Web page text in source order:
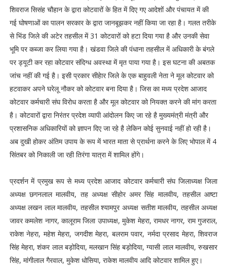
शिवराज सिसंह चौहान के द्वारा कोटवारों के हित में दिए गए आदेशों और पंचायत में की
गई घोषणाओं का पालन सरकार के द्वारा जानबूझकर नहीं किया जा रहा है। गलत तरीके
से भिंड जिले की अटेर तहसील में 31 कोटवारों को हटा दिया गया है और उनकी सेवा
भूमि पर कब्जा कर लिया गया है। खंडवा जिले की पंधाना तहसील में अधिकारी के बंगले
पर ड्यूटी कर रहा कोटवार संदिग्ध अवस्था में मृत पाया गया है। इस घटना की अबतक
जांच नहीं की गई है। इसी प्रकार सीहेार जिले के एक बाहुवली नेता ने मूल कोटवार को
हटवाकर अपने घरेलू नौकर को कोटवार बना दिया है। जिस का मध्य प्रदेश आजाद
कोटवार कर्मचारी संघ विरोध करता है और मूल कोटवार को नियक्त करने की मांग करता
है। कोटवारों द्वारा निरंतर प्रदेश व्यापी आंदोलन किए जा रहे है मुख्यमंत्री मंत्री और
प्रशासनिक अधिकारियों को ज्ञापन दिए जा रहे है लेकिन कोई सुनवाई नहीं हो रही है।
अब दुखी होकर अंतिम उपाय के रूप में भारत माता से प्रार्थना करने के लिए भोपाल में 4
सिंतबर को निकाली जा रही तिरंगा यात्रा में शामिल होंगे।
प्रदर्शन में प्रमुख रूप से मध्य प्रदेश आजाद कोटवार कर्मचारी संघ जिलाध्यक्ष जिला
अध्यक्ष छगनलाल मालवीय, तह अध्यक्ष सीहोर अमर सिंह मालवीय, तहसील आष्टा
अध्यक्ष लखन लाल मालवीय, तहसील श्यामपुर अध्यक्ष सतीश मालवीय, तहसील अध्यक्ष
जावर कमलेश नागर, कालूराम जिला उपाध्यक्ष, मुकेश मेहरा, रामधर नागर, राम गुजराल,
राकेश नेहरा, महेश मेहरा, जगदीश मेहरा, बलराम पवार, नर्मदा प्रसाद मेहरा, शिवराज
सिंह मेहरा, शंकर लाल बड़ोदिया, मलखान सिंह बड़ोदिया, ग्यासी लाल मालवीय, रुखसार
सिंह, मांगीलाल गैरवाल, मुकेश धोसिया, राकेश मालवीय आदि कोटवार शामिल हुए।